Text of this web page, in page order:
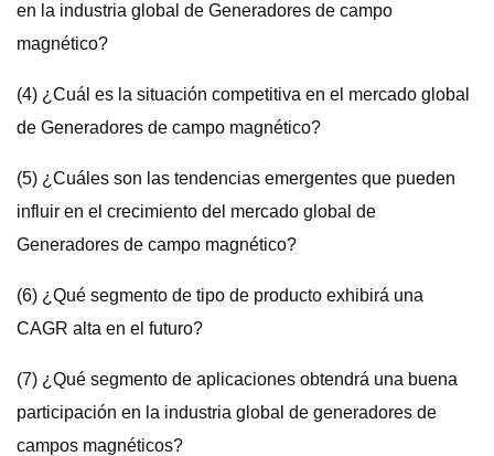
en la industria global de Generadores de campo
magnético?
(4) ¿Cuál es la situación competitiva en el mercado global
de Generadores de campo magnético?
(5) ¿Cuáles son las tendencias emergentes que pueden
influir en el crecimiento del mercado global de
Generadores de campo magnético?
(6) ¿Qué segmento de tipo de producto exhibirá una
CAGR alta en el futuro?
(7) ¿Qué segmento de aplicaciones obtendrá una buena
participación en la industria global de generadores de
campos magnéticos?